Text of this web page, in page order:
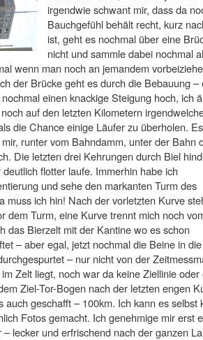
irgendwie schwant mir, dass da
Bauchgefühl behält recht, kurz
ist, geht es nochmal über eine
nicht und sammle dabei nochmal
wenn man noch an jemandem
der Brücke geht es durch die Bebauung
einen knackige Steigung hoch, ich
auf den letzten Kilometern
die Chance einige Läufer zu überholen.
runter vom Bahndamm, unter der Bahn
Die letzten drei Kehrungen durch Biel
flotter laufe. Immerhin habe ich
und sehe den markanten Turm des
muss ich hin! Nach der vorletzten Kurve
dem Turm, eine Kurve trennt mich noch
das Bierzelt mit der Kantine wo es schon
– aber egal, jetzt nochmal die Beine in die
– nur nicht von der
Zelt liegt, noch war da keine Ziellinie
Ziel-Tor-Bogen nach der letzten engen
auch geschafft – 100km. Ich kann es
Fotos gemacht. Ich genehmige mir erst
lecker und erfrischend nach der ganzen